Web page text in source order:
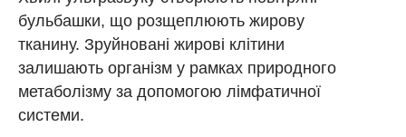
бульбашки, що розщеплюють жирову
тканину. Зруйновані жирові клітини
залишають організм у рамках природного
метаболізму за допомогою лімфатичної
системи.